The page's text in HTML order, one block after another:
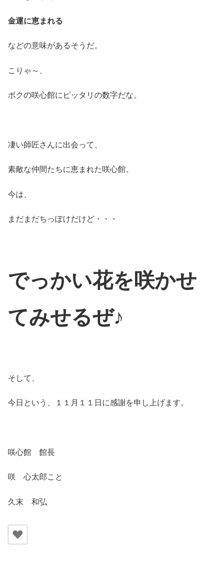
金運に恵まれる
などの意味があるそうだ。
こりゃ～、
ボクの咲心館にピッタリの数字だな。
凄い師匠さんに出会って、
素敵な仲間たちに恵まれた咲心館。
今は、
まだまだちっぽけだけど・・・
でっかい花を咲かせ
てみせるぜ♪
そして、
今日という、１１月１１日に感謝を申し上げます。
咲心館 館長
咲 心太郎こと
久末 和弘